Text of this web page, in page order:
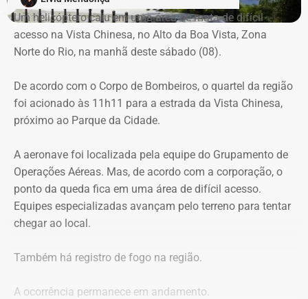
Para dar apoio às buscas do Corpo de Bombeiros, o
ICMBio informou que um pequeno e restrito trecho da
Estrada da Vista Chinesa, em frente ao pagode chinês da
Vista Chinesa, foi interditado. A Vista Chinesa fica dentro
Um helicóptero caiu em uma área de mata de difícil
acesso na Vista Chinesa, no Alto da Boa Vista, Zona
Norte do Rio, na manhã deste sábado (08).
De acordo com o Corpo de Bombeiros, o quartel da região
foi acionado às 11h11 para a estrada da Vista Chinesa,
próximo ao Parque da Cidade.
A aeronave foi localizada pela equipe do Grupamento de
Operações Aéreas. Mas, de acordo com a corporação, o
ponto da queda fica em uma área de difícil acesso.
Equipes especializadas avançam pelo terreno para tentar
chegar ao local.
Também há registro de fogo na região.
A ocorrência permanece em andamento.